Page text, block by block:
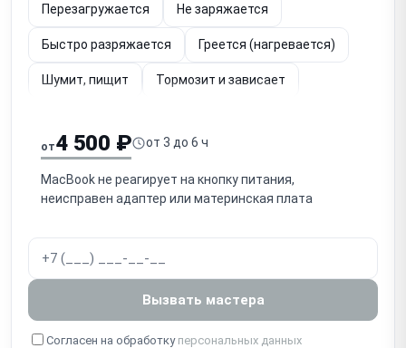
Перезагружается Не заряжается
Быстро разряжается Греется (нагревается)
Шумит, пищит Тормозит и зависает
Синий экран Черный экран
Мигает экран Полосы на экране
Не работают USB
Не работает мышь
от4 500 ₽ от 3 до 6 ч
MacBook не реагирует на кнопку питания,
неисправен адаптер или материнская плата
Вызвать мастера
Согласен на обработку персональных данных